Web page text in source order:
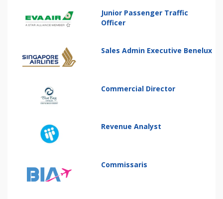
Junior Passenger Traffic
Officer
Sales Admin Executive Benelux
Commercial Director
Revenue Analyst
Commissaris